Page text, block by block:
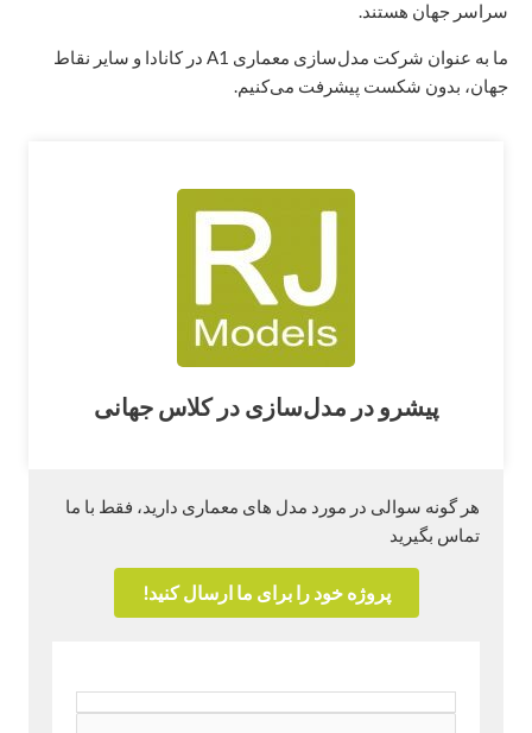
سراسر جهان هستند.
ما به عنوان شرکت مدل‌سازی معماری A1 در کانادا و سایر نقاط
جهان، بدون شکست پیشرفت می‌کنیم.
پیشرو در مدل‌سازی در کلاس جهانی
هر گونه سوالی در مورد مدل های معماری دارید، فقط با ما
تماس بگیرید
پروژه خود را برای ما ارسال کنید!